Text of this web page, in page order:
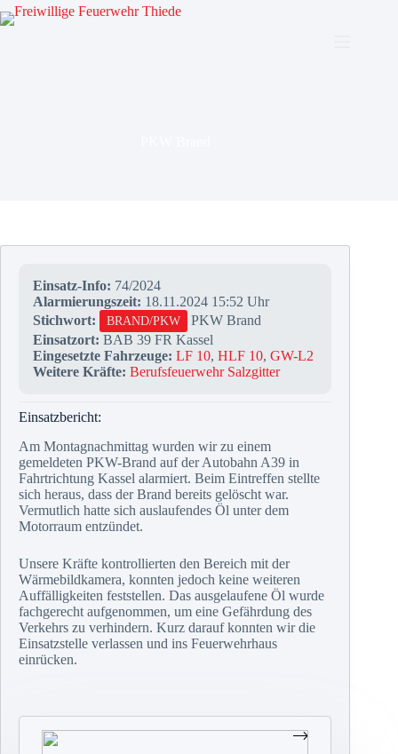
Zum
Inhalt
Einsatz-Info: 74/2024
Alarmierungszeit: 18.11.2024 15:52 Uhr
Stichwort:
BRAND/PKW
PKW Brand
Einsatzort: BAB 39 FR Kassel
Eingesetzte Fahrzeuge: LF 10, HLF 10, GW-L2
Weitere Kräfte: Berufsfeuerwehr Salzgitter
Einsatzbericht:
Am Montagnachmittag wurden wir zu einem
gemeldeten PKW-Brand auf der Autobahn A39 in
Fahrtrichtung Kassel alarmiert. Beim Eintreffen stellte
sich heraus, dass der Brand bereits gelöscht war.
Vermutlich hatte sich auslaufendes Öl unter dem
Motorraum entzündet.
Unsere Kräfte kontrollierten den Bereich mit der
Wärmebildkamera, konnten jedoch keine weiteren
Auffälligkeiten feststellen. Das ausgelaufene Öl wurde
fachgerecht aufgenommen, um eine Gefährdung des
Verkehrs zu verhindern. Kurz darauf konnten wir die
Einsatzstelle verlassen und ins Feuerwehrhaus
einrücken.